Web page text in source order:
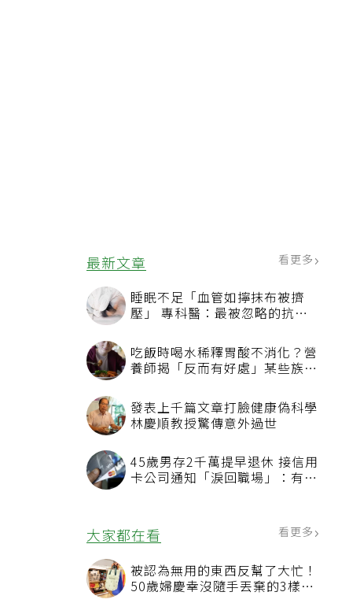
最新文章 看更多
睡眠不足「血管如擰抹布被擠
壓」 專科醫：最被忽略的抗老
吃飯時喝水稀釋胃酸不消化？營
養師揭「反而有好處」某些族群
發表上千篇文章打臉健康偽科學
林慶順教授驚傳意外過世
45歲男存2千萬提早退休 接信用
卡公司通知「淚回職場」：有錢
大家都在看
被認為無用的東西反幫了大忙！
50歲婦慶幸沒隨手丟棄的3樣物